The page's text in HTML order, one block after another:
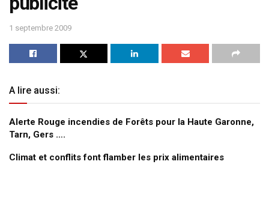
1 septembre 2009
A lire aussi:
Alerte Rouge incendies de Forêts pour la Haute Garonne,
Tarn, Gers ….
Climat et conflits font flamber les prix alimentaires